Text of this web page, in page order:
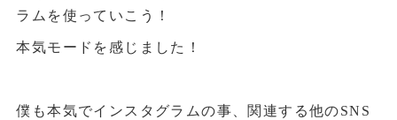
ラムを使っていこう！
本気モードを感じました！
僕も本気でインスタグラムの事、関連する他のSNS